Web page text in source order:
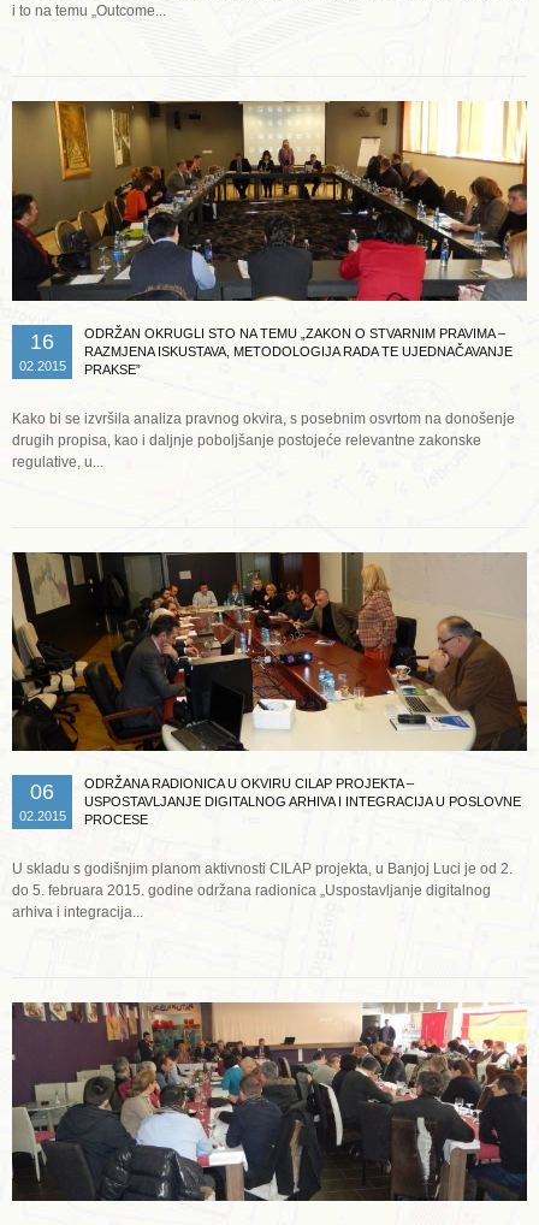
i to na temu „Outcome...
16
02.2015
ODRŽAN OKRUGLI STO NA TEMU „ZAKON O STVARNIM PRAVIMA –
RAZMJENA ISKUSTAVA, METODOLOGIJA RADA TE UJEDNAČAVANJE
PRAKSE”
Kako bi se izvršila analiza pravnog okvira, s posebnim osvrtom na donošenje
drugih propisa, kao i daljnje poboljšanje postojeće relevantne zakonske
regulative, u...
06
02.2015
ODRŽANA RADIONICA U OKVIRU CILAP PROJEKTA –
USPOSTAVLJANJE DIGITALNOG ARHIVA I INTEGRACIJA U POSLOVNE
PROCESE
U skladu s godišnjim planom aktivnosti CILAP projekta, u Banjoj Luci je od 2.
do 5. februara 2015. godine održana radionica „Uspostavljanje digitalnog
arhiva i integracija...